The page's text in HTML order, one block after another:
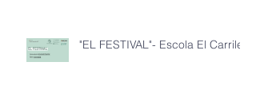
"EL FESTIVAL"- Escola El Carrilet